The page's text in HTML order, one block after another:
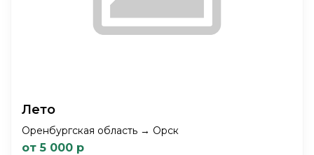
Лето
Оренбургская область → Орск
от 5 000 р